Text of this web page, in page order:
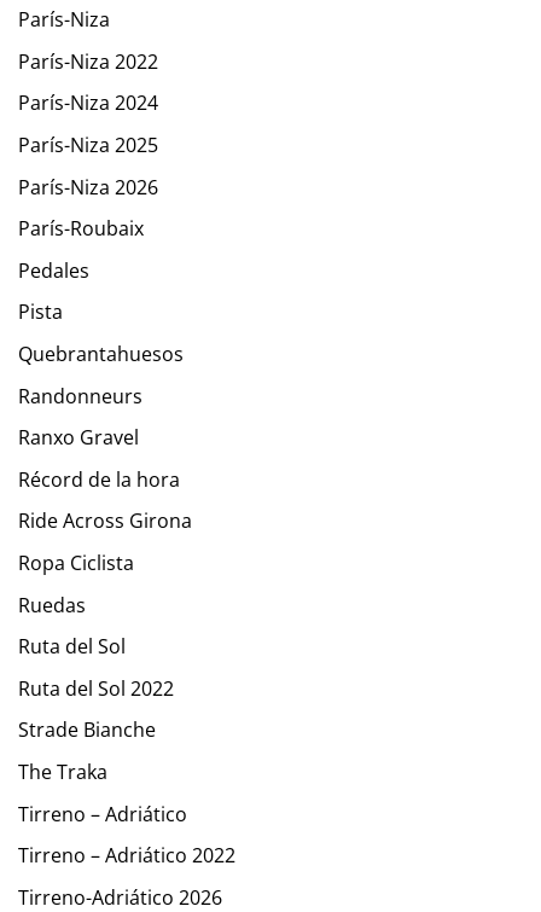
París-Niza
París-Niza 2022
París-Niza 2024
París-Niza 2025
París-Niza 2026
París-Roubaix
Pedales
Pista
Quebrantahuesos
Randonneurs
Ranxo Gravel
Récord de la hora
Ride Across Girona
Ropa Ciclista
Ruedas
Ruta del Sol
Ruta del Sol 2022
Strade Bianche
The Traka
Tirreno – Adriático
Tirreno – Adriático 2022
Tirreno-Adriático 2026